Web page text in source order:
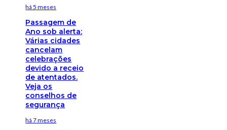
há 5 meses
Passagem de
Ano sob alerta:
Várias cidades
cancelam
celebrações
devido a receio
de atentados.
Veja os
conselhos de
segurança
há 7 meses